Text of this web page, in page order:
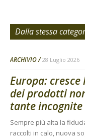
Dalla stessa
ARCHIVIO 28 Luglio 2026
Europa:
dei prodotti
tante incognite
Sempre più alta la
raccolti in calo, nuova